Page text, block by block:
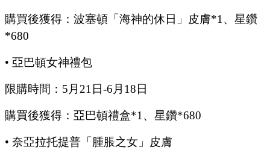
購買後獲得：波塞頓「海神的休日」皮膚*1、星鑽
*680
• 亞巴頓女神禮包
限購時間： 5月21日-6月18日
購買後獲得：亞巴頓禮盒*1、星鑽*680
• 奈亞拉托提普「腫脹之女」皮膚